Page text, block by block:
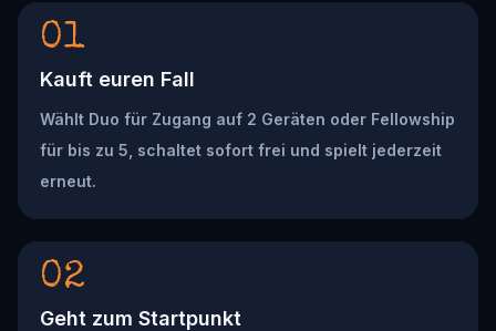
01
Kauft euren Fall
Wählt Duo für Zugang auf 2 Geräten oder Fellowship
für bis zu 5, schaltet sofort frei und spielt jederzeit
erneut.
02
Geht zum Startpunkt